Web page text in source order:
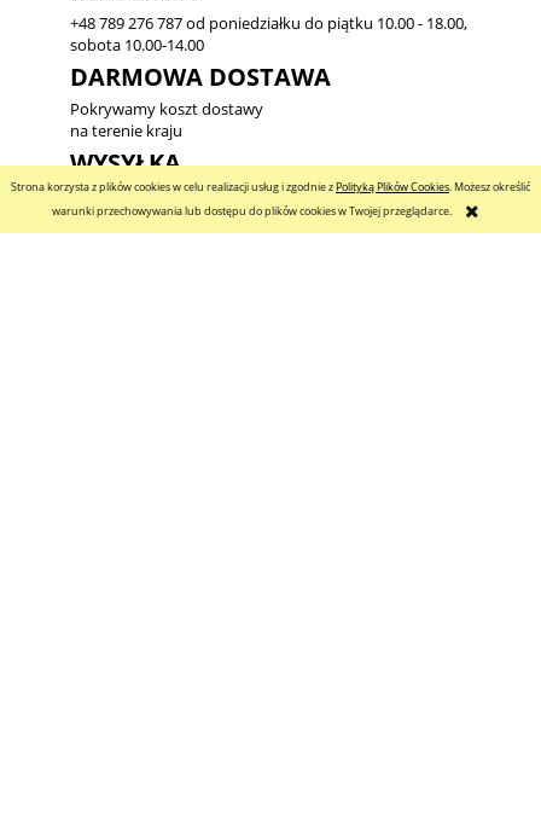
Strona korzysta z plików cookies w celu realizacji usług i zgodnie zPolityką Plików Cookies. Możesz określić
warunki przechowywania lub dostępu do plików cookies w Twojej przeglądarce.
+48 789 276 787 od poniedziałku do piątku 10.00 - 18.00,
sobota 10.00-14.00
DARMOWA DOSTAWA
Pokrywamy koszt dostawy
na terenie kraju
WYSYŁKA
24h, odbiór osobisty
BEZPIECZEŃSTWO